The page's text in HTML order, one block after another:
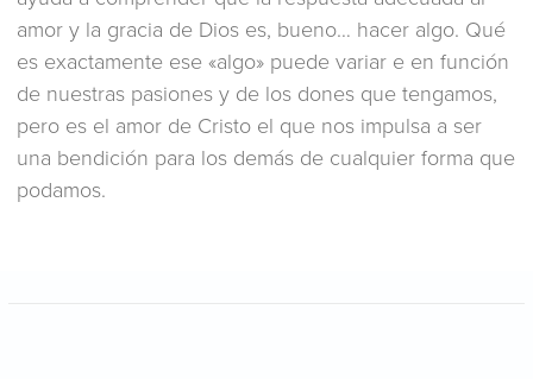
amor y la gracia de Dios es, bueno… hacer algo. Qué
es exactamente ese «algo» puede variar e en función
de nuestras pasiones y de los dones que tengamos,
pero es el amor de Cristo el que nos impulsa a ser
una bendición para los demás de cualquier forma que
podamos.